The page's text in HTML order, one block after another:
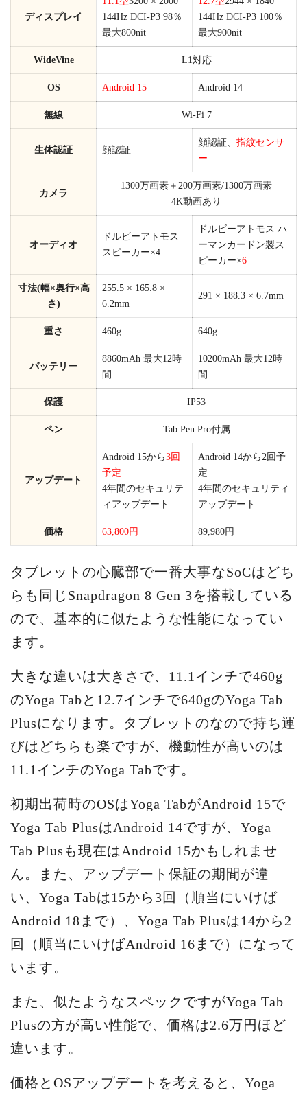
ディスプレイ
144Hz DCI-P3 98％
最大800nit
144Hz DCI-P3 100％
最大900nit
WideVine L1対応
OS Android 15 Android 14
無線 Wi-Fi 7
生体認証 顔認証
顔認証、 指紋センサ
ー
カメラ
1300万画素＋200万画素/1300万画素
4K動画あり
オーディオ
ドルビーアトモス
スピーカー×4
ドルビーアトモス ハ
ーマンカードン製ス
ピーカー×6
寸法(幅×奥行×高
さ)
255.5 × 165.8 ×
6.2mm
291 × 188.3 × 6.7mm
重さ 460g 640g
バッテリー
8860mAh 最大12時
間
10200mAh 最大12時
間
保護 IP53
ペン Tab Pen Pro付属
アップデート
Android 15から3回
予定
4年間のセキュリテ
ィアップデート
Android 14から2回予
定
4年間のセキュリティ
アップデート
価格 63,800円 89,980円
タブレットの心臓部で一番大事なSoCはどち
らも同じSnapdragon 8 Gen 3を搭載している
ので、基本的に似たような性能になってい
ます。
大きな違いは大きさで、11.1インチで460g
のYoga Tabと12.7インチで640gのYoga Tab
Plusになります。タブレットのなので持ち運
びはどちらも楽ですが、機動性が高いのは
11.1インチのYoga Tabです。
初期出荷時のOSはYoga TabがAndroid 15で
Yoga Tab PlusはAndroid 14ですが、Yoga
Tab Plusも現在はAndroid 15かもしれませ
ん。また、アップデート保証の期間が違
い、Yoga Tabは15から3回（順当にいけば
Android 18まで）、Yoga Tab Plusは14から2
回（順当にいけばAndroid 16まで）になって
います。
また、似たようなスペックですがYoga Tab
Plusの方が高い性能で、価格は2.6万円ほど
違います。
価格とOSアップデートを考えると、Yoga